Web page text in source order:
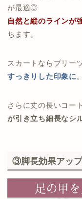
が最適◎
自然と縦のラインが
ちます。
スカートならプリー
すっきりした印象に 。
さらに丈の長いコー
が引き立ち細長なシ
③脚長効果アッ